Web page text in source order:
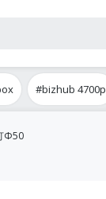
#bizhub 4700p
Φ50